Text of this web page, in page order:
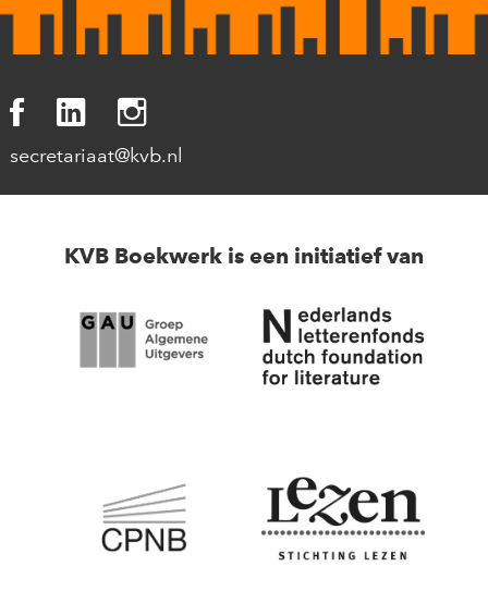
secretariaat@kvb.nl
KVB Boekwerk is een initiatief van